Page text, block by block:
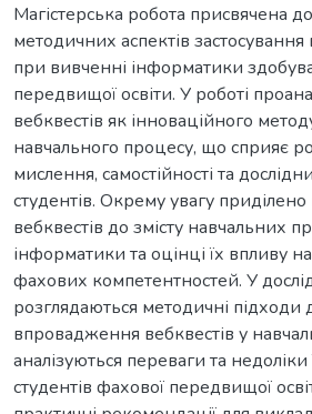
Магістерська робота присвячена
методичних аспектів застосування
при вивченні інформатики
передвищої освіти. У роботі
вебквестів як інноваційного
навчального процесу, що сприяє
мислення, самостійності та
студентів. Окрему увагу
вебквестів до змісту навчальних
інформатики та оцінці їх впливу
фахових компетентностей. У
розглядаються методичні підходи
впровадження вебквестів у
аналізуються переваги та
студентів фахової передвищої